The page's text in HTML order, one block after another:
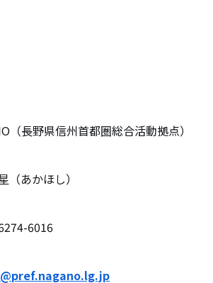
長野県信州首都圏総合活動拠点）
かほし）
6016